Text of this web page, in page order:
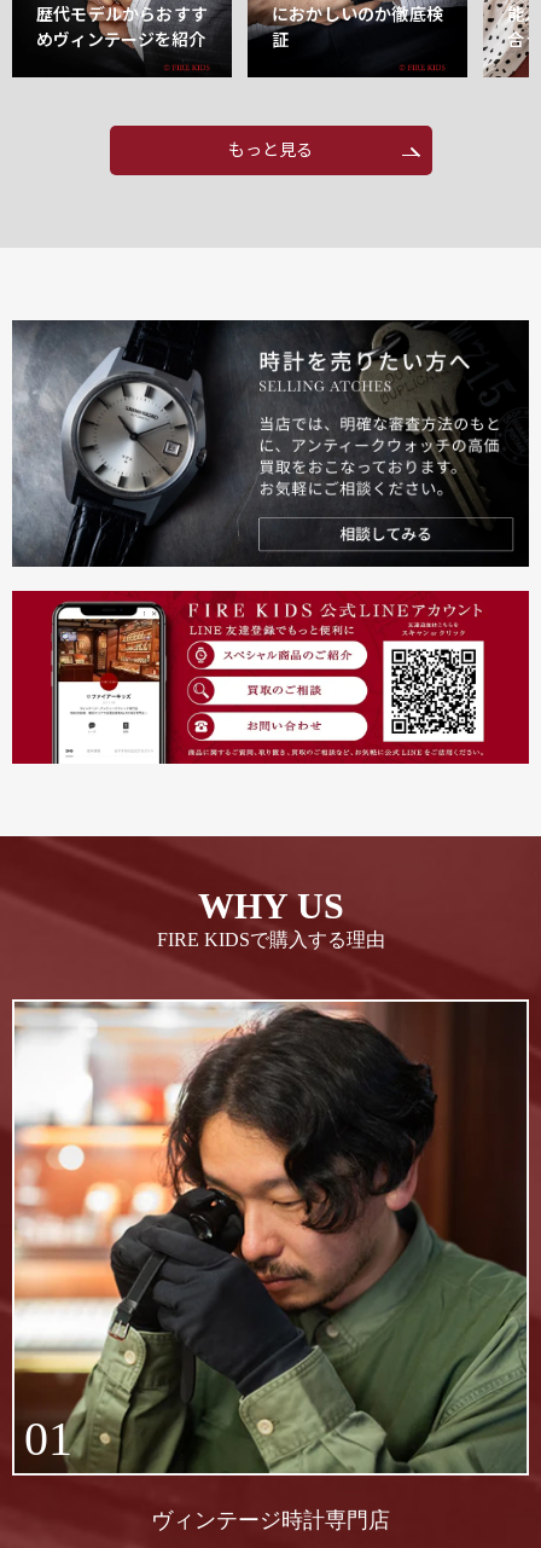
歴代モデルからおすす
めヴィンテージを紹介
におかしいのか徹底検
証
能
合
もっと見る
WHY US
FIRE KIDSで購入する理由
01
ヴィンテージ時計専門店